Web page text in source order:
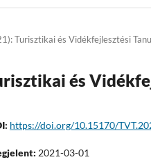
Turisztikai és Vidékfejlesztési
és
https://doi.org/10.15170/
2021-03-01